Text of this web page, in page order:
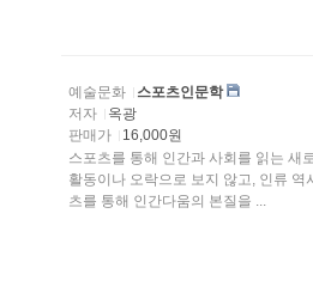
예술문화
스포츠인문학
저자
옥광
판매가
16,000원
스포츠를 통해 인간과 사회를 읽는 새
활동이나 오락으로 보지 않고, 인류
츠를 통해 인간다움의 본질을 ...